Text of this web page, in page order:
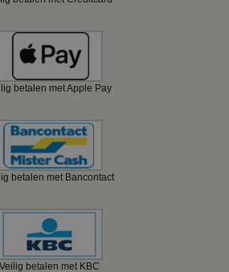
betalen met Apple Pay
betalen met Bancontact
Veilig betalen met KBC